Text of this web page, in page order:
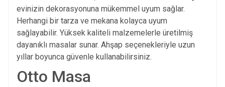
evinizin dekorasyonuna mükemmel uyum sağlar.
Herhangi bir tarza ve mekana kolayca uyum
sağlayabilir. Yüksek kaliteli malzemelerle üretilmiş
dayanıklı masalar sunar. Ahşap seçenekleriyle uzun
yıllar boyunca güvenle kullanabilirsiniz.
Otto Masa